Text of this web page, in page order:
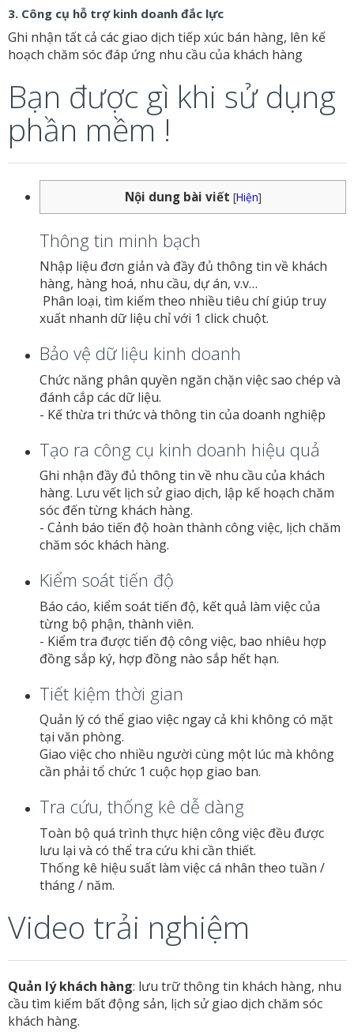
3. Công cụ hỗ trợ kinh doanh đắc lực
Ghi nhận tất cả các giao dịch tiếp xúc bán hàng, lên kế
hoạch chăm sóc đáp ứng nhu cầu của khách hàng
Bạn được gì khi sử dụng
phần mềm !
Nội dung bài viết [Hiện]
Thông tin minh bạch
Nhập liệu đơn giản và đầy đủ thông tin về khách
hàng, hàng hoá, nhu cầu, dự án, v.v…
Phân loại, tìm kiếm theo nhiều tiêu chí giúp truy
xuất nhanh dữ liệu chỉ với 1 click chuột.
Bảo vệ dữ liệu kinh doanh
Chức năng phân quyền ngăn chặn việc sao chép và
đánh cắp các dữ liệu.
- Kế thừa tri thức và thông tin của doanh nghiệp
Tạo ra công cụ kinh doanh hiệu quả
Ghi nhận đầy đủ thông tin về nhu cầu của khách
hàng. Lưu vết lịch sử giao dịch, lập kế hoạch chăm
sóc đến từng khách hàng.
- Cảnh báo tiến độ hoàn thành công việc, lịch chăm
chăm sóc khách hàng.
Kiểm soát tiến độ
Báo cáo, kiểm soát tiến độ, kết quả làm việc của
từng bộ phận, thành viên.
- Kiểm tra được tiến độ công việc, bao nhiêu hợp
đồng sắp ký, hợp đồng nào sắp hết hạn.
Tiết kiệm thời gian
Quản lý có thể giao việc ngay cả khi không có mặt
tại văn phòng.
Giao việc cho nhiều người cùng một lúc mà không
cần phải tổ chức 1 cuộc họp giao ban.
Tra cứu, thống kê dễ dàng
Toàn bộ quá trình thực hiện công việc đều được
lưu lại và có thể tra cứu khi cần thiết.
Thống kê hiệu suất làm việc cá nhân theo tuần /
tháng / năm.
Video trải nghiệm
Quản lý khách hàng: lưu trữ thông tin khách hàng, nhu
cầu tìm kiếm bất động sản, lịch sử giao dịch chăm sóc
khách hàng.